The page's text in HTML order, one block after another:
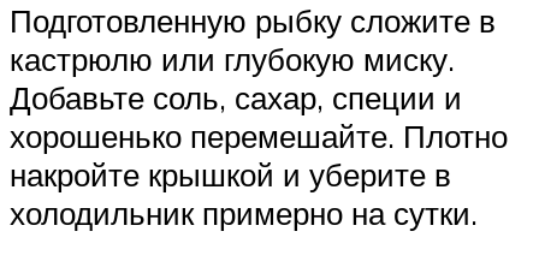
Подготовленную рыбку сложите в
кастрюлю или глубокую миску.
Добавьте соль, сахар, специи и
хорошенько перемешайте. Плотно
накройте крышкой и уберите в
холодильник примерно на сутки.